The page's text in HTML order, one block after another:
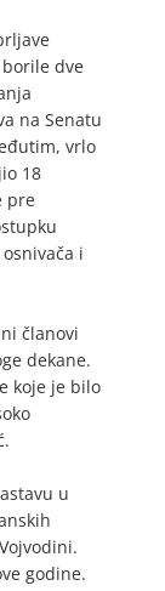
dve
na Senatu
vrlo
18
pre
i
članovi
dekane.
koje je bilo
u
godine.